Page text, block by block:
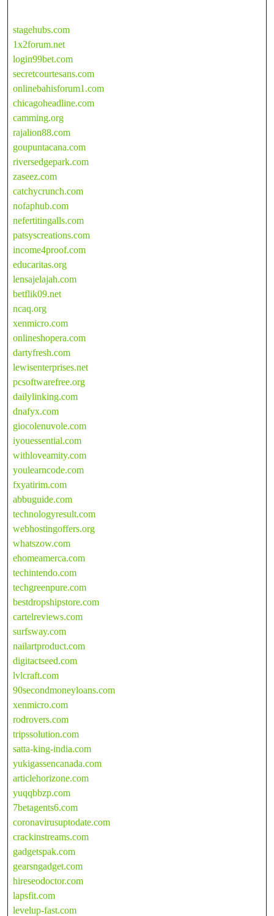
stagehubs.com
1x2forum.net
login99bet.com
secretcourtesans.com
onlinebahisforum1.com
chicagoheadline.com
camming.org
rajalion88.com
goupuntacana.com
riversedgepark.com
zaseez.com
catchycrunch.com
nofaphub.com
nefertitingalls.com
patsyscreations.com
income4proof.com
educaritas.org
lensajelajah.com
betflik09.net
ncaq.org
xenmicro.com
onlineshopera.com
dartyfresh.com
lewisenterprises.net
pcsoftwarefree.org
dailylinking.com
dnafyx.com
giocolenuvole.com
iyouessential.com
withloveamity.com
youlearncode.com
fxyatirim.com
abbuguide.com
technologyresult.com
webhostingoffers.org
whatszow.com
ehomeamerca.com
techintendo.com
techgreenpure.com
bestdropshipstore.com
cartelreviews.com
surfsway.com
nailartproduct.com
digitactseed.com
lvlcraft.com
90secondmoneyloans.com
xenmicro.com
rodrovers.com
tripssolution.com
satta-king-india.com
yukigassencanada.com
articlehorizone.com
yuqqbbzp.com
7betagents6.com
coronavirusuptodate.com
crackinstreams.com
gadgetspak.com
gearsngadget.com
hireseodoctor.com
lapsfit.com
levelup-fast.com